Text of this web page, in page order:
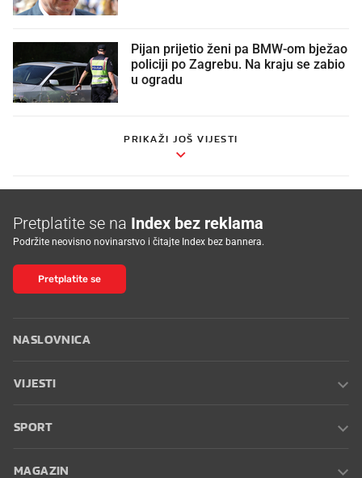
Pijan prijetio ženi pa BMW-om bježao
policiji po Zagrebu. Na kraju se zabio
u ogradu
PRIKAŽI JOŠ VIJESTI
Pretplatite se na Index bez reklama
Podržite neovisno novinarstvo i čitajte Index bez bannera.
Pretplatite se
NASLOVNICA
VIJESTI
SPORT
MAGAZIN